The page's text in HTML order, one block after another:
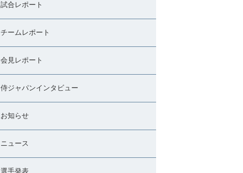
試合レポート
チームレポート
会見レポート
侍ジャパンインタビュー
お知らせ
ニュース
選手発表